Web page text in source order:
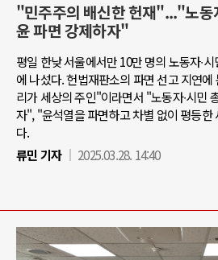
"민주주의 배신한 헌재"..."노동
윤 파면 강제하자"
평일 한낮 서울에서만 10만 명의 노동자∙
에 나섰다. 헌법재판소의 파면 선고 지연
리가 세상의 주인"이라면서 "노동자∙시민
자", "윤석열을 파면하고 차별 없이 평등한
다.
류민 기자
2025.03.28. 14:40